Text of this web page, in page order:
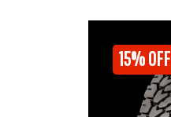
15% OFF